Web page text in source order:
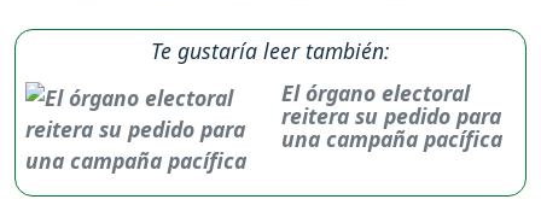
Te gustaría leer también:
El órgano electoral
reitera su pedido para
una campaña pacífica